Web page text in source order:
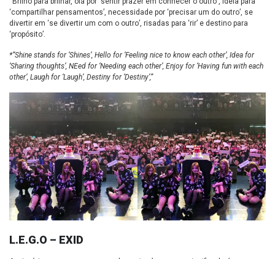
‘compartilhar pensamentos’, necessidade por ‘precisar um do outro’, se
divertir em ‘se divertir um com o outro’, risadas para ‘rir’ e destino para
‘propósito’.
*“Shine stands for ‘Shines’, Hello for ‘Feeling nice to know each other’, Idea for
‘Sharing thoughts’, NEed for ‘Needing each other’, Enjoy for ‘Having fun with each
other’, Laugh for ‘Laugh’, Destiny for ‘Destiny’,”
L.E.G.O – EXID